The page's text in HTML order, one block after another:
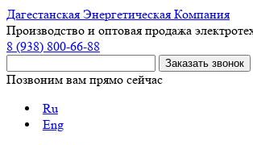
Дагестанская Энергетическая Компания
Производство и оптовая продажа
8 (938) 800-66-88
Позвоним вам прямо сейчас
Ru
Eng